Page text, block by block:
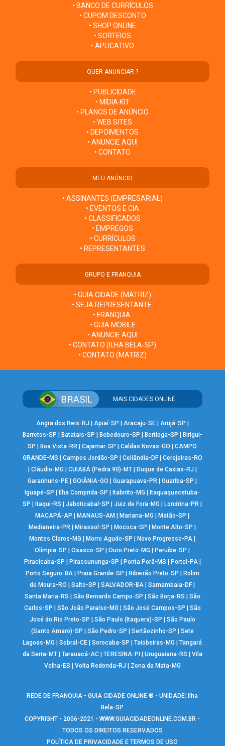
• BANCO DE CURRÍCULOS
• CUPOM DESCONTO
• SHOP ONLINE
• SORTEIOS
• APLICATIVO
QUER ANUNCIAR ?
• PUBLICIDADE
• MÍDIA KIT
• PLANOS DE ANÚNCIO
• WEB SITES
• DEPOIMENTOS
• ANUNCIE AQUI
• CONTATO
MEU ANÚNCIO
• ASSINANTES (EMPRESARIAL)
• EVENTOS E CIA
• CLASSIFICADOS
• EMPREGOS
• CURRÍCULOS
• REPRESENTANTES
GRUPO E FRANQUIA
• GUIA CIDADE (MATRIZ)
• SEJA REPRESENTANTE
• FRANQUIA
• GUIA MOBILE
• ANUNCIE AQUI
• CONTATO (ILHA BELA-SP)
• CONTATO (MATRIZ)
MAIS CIDADES ONLINE
Angra dos Reis-RJ | Apiaí-SP | Aracaju-SE| Arujá-SP |
Barretos-SP | Batatais-SP | Bebedouro-SP | Bertioga-SP | Birigui-
SP |Boa Vista-RR |Cajamar-SP |Caldas Novas-GO |CAMPO
GRANDE-MS | Campos Jordão-SP | Ceilândia-DF| Cerejeiras-RO
| Cláudio-MG | CUIABÁ (Pedra 90)-MT| Duque de Caxias-RJ |
Garanhuns-PE |GOIÂNIA-GO |Guarapuava-PR |Guariba-SP |
Iguapé-SP |Ilha Comprida-SP |Itabirito-MG |Itaquaquecetuba-
SP |Itaqui-RS |Jaboticabal-SP |Juiz de Fora-MG |Londrina-PR |
MACAPÁ-AP |MANAUS-AM |Mariana-MG |Matão-SP |
Medianeira-PR |Mirassol-SP |Mococa-SP |Monte Alto-SP |
Montes Claros-MG |Morro Agudo-SP |Novo Progresso-PA |
Olímpia-SP |Osasco-SP |Ouro Preto-MG |Peruíbe-SP |
Piracicaba-SP | Pirassununga-SP | Ponta Porã-MS | Portel-PA|
Porto Seguro-BA| Praia Grande-SP | Ribeirão Preto-SP | Rolim
de Moura-RO |Salto-SP |SALVADOR-BA |Samambaia-DF |
Santa Maria-RS | São Bernardo Campo-SP | São Borja-RS | São
Carlos-SP | São João Paraíso-MG | São José Campos-SP | São
José do Rio Preto-SP | São Paulo (Itaquera)-SP | São Paulo
(Santo Amaro)-SP | São Pedro-SP | Sertãozinho-SP | Sete
Lagoas-MG |Sobral-CE |Sorocaba-SP |Taiobeiras-MG |Tangará
da Serra-MT| Tarauacá-AC| TERESINA-PI | Uruguaiana-RS | Vila
Velha-ES | Volta Redonda-RJ | Zona da Mata-MG
REDE DE FRANQUIA - GUIA CIDADE ONLINE ® - UNIDADE: Ilha
Bela-SP
COPYRIGHT • 2006-2021 -WWW.GUIACIDADEONLINE.COM.BR -
TODOS OS DIREITOS RESERVADOS
POLÍTICA DE PRIVACIDADE E TERMOS DE USO